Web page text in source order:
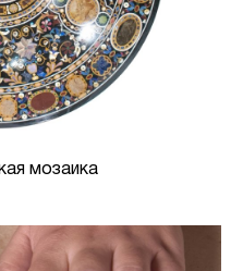
мозаика